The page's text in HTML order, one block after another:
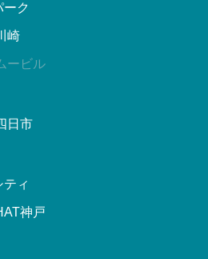
ーク
崎
ービル
日市
ィ
神戸